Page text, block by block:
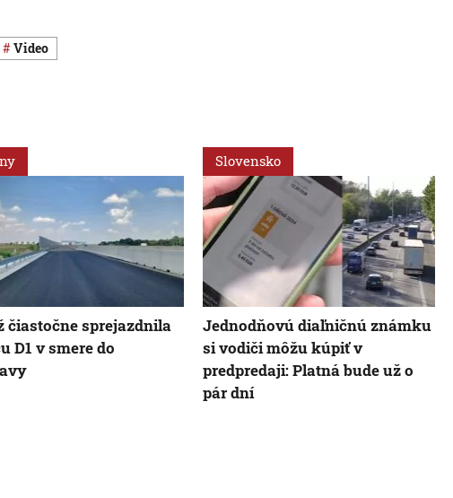
Video
čiastočne sprejazdnila
D1 v smere do
Slovensko
Jednodňovú diaľničnú známku
si vodiči môžu kúpiť v
predpredaji: Platná bude už o
pár dní